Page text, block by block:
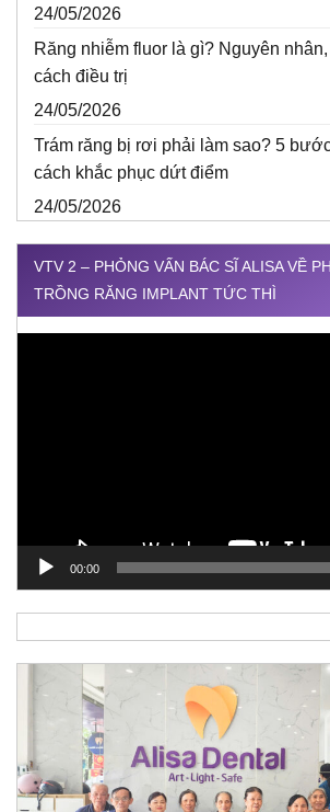
24/05/2026
Răng nhiễm fluor là gì? Nguyên
cách điều trị
24/05/2026
Trám răng bị rơi phải làm sao? 5
cách khắc phục dứt điểm
24/05/2026
VTV 2 – PHỎNG VẤN BÁC SĨ ALISA VỀ
TRỒNG RĂNG IMPLANT TỨC THÌ
00:00